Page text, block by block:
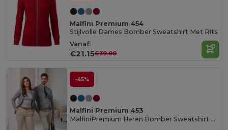
Malfini Premium 454
Stijlvolle Dames Bomber Sweatshirt Met Rits
Vanaf:
€21.15€39.00
-45%
Malfini Premium 453
MalfiniPremium Heren Bomber Sweatshirt Met Rits